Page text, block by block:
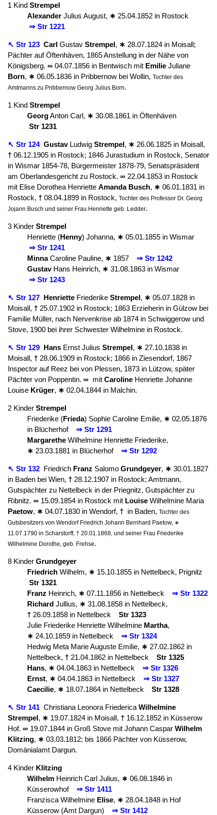
1 Kind Strempel
Alexander Julius August, ∗ 25.04.1852 in Rostock
⇒ Str 1221
↖ Str 123 Carl Gustav Strempel, ∗ 28.07.1824 in Moisall;
Pächter auf Öftenhäven, 1865 Anstellung in der Nähe von
Königsberg. ∞ 04.07.1856 in Bentwisch mit Emilie Juliane
Born, ∗ 06.05.1836 in Pribbernow bei Wollin, Tochter des
Amtmanns zu Pribbernow Georg Julius Born.
1 Kind Strempel
GeorgAnton Carl, ∗ 30.08.1861 in Öftenhäven
Str 1231
↖ Str 124 GustavLudwig Strempel, ∗ 26.06.1825 in Moisall,
† 06.12.1905 in Rostock; 1846 Jurastudium in Rostock, Senator
in Wismar 1854-78, Bürgermeister 1878-79, Senatspräsident
am Oberlandesgericht zu Rostock. ∞ 22.04.1853 in Rostock
mit Elise Dorothea Henriette Amanda Busch, ∗ 06.01.1831 in
Rostock, † 08.04.1899 in Rostock, Tochter des Professor Dr. Georg
Jojann Busch und seiner Frau Henriette geb. Ledder.
3 Kinder Strempel
Henriette (Henny) Johanna, ∗ 05.01.1855 in Wismar
⇒ Str 1241
MinnaCaroline Pauline, ∗ 1857
⇒ Str 1242
GustavHans Heinrich, ∗ 31.08.1863 in Wismar
⇒ Str 1243
↖ Str 127 Henriette Friederike Strempel, ∗ 05.07.1828 in
Moisall, † 25.07.1902 in Rostock; 1863 Erzieherin in Gülzow bei
Familie Müller, nach Nervenkrise ab 1874 in Schwiggerow und
Stove, 1900 bei ihrer Schwester Wilhelmine in Rostock.
↖ Str 129 Hans Ernst Julius Strempel, ∗ 27.10.1838 in
Moisall, † 28.06.1909 in Rostock; 1866 in Ziesendorf, 1867
Inspector auf Reez bei von Plessen, 1873 in Lützow, später
Pächter von Poppentin. ∞ mit Caroline Henriette Johanne
Louise Krüger, ∗ 02.04.1844 in Malchin.
2 Kinder Strempel
Friederike (Frieda) Sophie Caroline Emilie, ∗ 02.05.1876
in Blücherhof
⇒ Str 1291
Margarethe Wilhelmine Henriette Friederike,
∗ 23.03.1881 in Blücherhof ⇒ Str 1292
↖ Str 132 Friedrich Franz Salomo Grundgeyer, ∗ 30.01.1827
in Baden bei Wien, † 28.12.1907 in Rostock; Amtmann,
Gutspächter zu Nettelbeck in der Priegnitz, Gutspächter zu
Ribnitz. ∞ 15.09.1854 in Rostock mit Louise Wilhelmine Maria
Paetow, ∗ 04.07.1830 in Wendorf, † in Baden, Tochter des
Gutsbesitzers von Wendorf Friedrich Johann Bernhard Paetow, ∗
11.07.1790 in Scharstorff, † 20.01.1868, und seiner Frau Friederike
Wilhelmine Dorothe, geb. Frehse.
8 Kinder Grundgeyer
Friedrich Wilhelm, ∗ 15.10.1855 in Nettelbeck, Prignitz
Str 1321
Franz Heinrich, ∗ 07.11.1856 in Nettelbeck
⇒ Str 1322
Richard Jullius, ∗ 31.08.1858 in Nettelbeck,
† 26.09.1858 in Nettelbeck Str 1323
Julie Friederike Henriette Wilhelmine Martha,
∗ 24.10.1859 in Nettelbeck
⇒ Str 1324
Hedwig Meta Marie Auguste Emilie, ∗ 27.02.1862 in
Nettelbeck, † 21.04.1862 in Nettelbeck Str 1325
Hans, ∗ 04.04.1863 in Nettelbeck
⇒ Str 1326
Ernst, ∗ 04.04.1863 in Nettelbeck
⇒ Str 1327
Caecilie, ∗ 18.07.1864 in Nettelbeck Str 1328
↖ Str 141 Christiana Leonora Friederica Wilhelmine
Strempel, ∗ 19.07.1824 in Moisall, † 16.12.1852 in Küsserow
Hof. ∞ 19.07.1844 in Groß Stove mit Johann Caspar Wilhelm
Klitzing, ∗ 03.03.1812; bis 1866 Pächter von Küsserow,
Domänialamt Dargun.
4 Kinder Klitzing
Wilhelm Heinrich Carl Julius, ∗ 06.08.1846 in
Küsserowhof
⇒ Str 1411
Franzisca Wilhelmine Elise, ∗ 28.04.1848 in Hof
Küsserow (Amt Dargun)
⇒ Str 1412